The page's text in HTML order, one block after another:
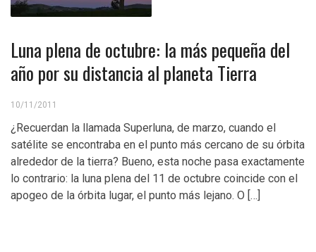
Luna plena de octubre: la más pequeña del
año por su distancia al planeta Tierra
10/11/2011
¿Recuerdan la llamada Superluna, de marzo, cuando el
satélite se encontraba en el punto más cercano de su órbita
alrededor de la tierra? Bueno, esta noche pasa exactamente
lo contrario: la luna plena del 11 de octubre coincide con el
apogeo de la órbita lugar, el punto más lejano. O […]